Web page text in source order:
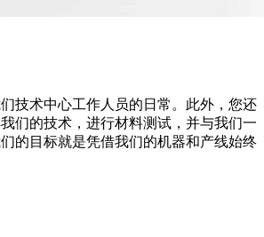
技术中心工作人员的日常。此外，您还
们的技术，进行材料测试，并与我们一
的目标就是凭借我们的机器和产线始终